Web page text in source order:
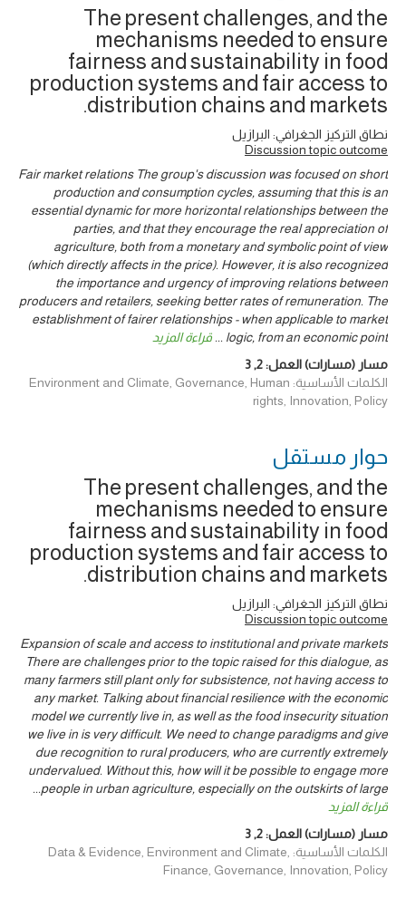
The present challenges, and the
mechanisms needed to ensure
fairness and sustainability in food
production systems and fair access to
distribution chains and markets.
نطاق التركيز الجغرافي: البرازيل
Discussion topic outcome
Fair market relations The group's discussion was focused on short
production and consumption cycles, assuming that this is an
essential dynamic for more horizontal relationships between the
parties, and that they encourage the real appreciation of
agriculture, both from a monetary and symbolic point of view
(which directly affects in the price). However, it is also recognized
the importance and urgency of improving relations between
producers and retailers, seeking better rates of remuneration. The
establishment of fairer relationships - when applicable to market
logic, from an economic point
... قراءة المزيد
مسار (مسارات) العمل:2
,
3
الكلمات الأساسية: Environment and Climate, Governance, Human
rights, Innovation, Policy
حوار ‎مستقل
The present challenges, and the
mechanisms needed to ensure
fairness and sustainability in food
production systems and fair access to
distribution chains and markets.
نطاق التركيز الجغرافي: البرازيل
Discussion topic outcome
Expansion of scale and access to institutional and private markets
There are challenges prior to the topic raised for this dialogue, as
many farmers still plant only for subsistence, not having access to
any market. Talking about financial resilience with the economic
model we currently live in, as well as the food insecurity situation
we live in is very difficult. We need to change paradigms and give
due recognition to rural producers, who are currently extremely
undervalued. Without this, how will it be possible to engage more
people in urban agriculture, especially on the outskirts of large
...
قراءة المزيد
مسار (مسارات) العمل:2
,
3
الكلمات الأساسية: Data & Evidence, Environment and Climate,
Finance, Governance, Innovation, Policy